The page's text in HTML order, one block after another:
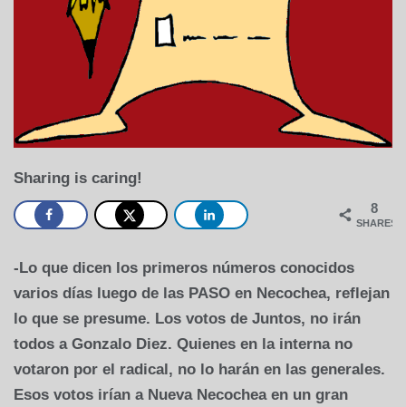
Sharing is caring!
8
SHARES
-Lo que dicen los primeros números conocidos
varios días luego de las PASO en Necochea, reflejan
lo que se presume. Los votos de Juntos, no irán
todos a Gonzalo Diez. Quienes en la interna no
votaron por el radical, no lo harán en las generales.
Esos votos irían a Nueva Necochea en un gran